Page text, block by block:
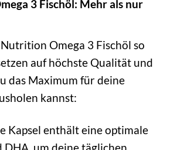
3 Fischöl: Mehr als nur
Omega 3 Fischöl so
auf höchste Qualität und
das Maximum für deine
kannst:
Kapsel enthält eine optimale
DHA, um deine täglichen